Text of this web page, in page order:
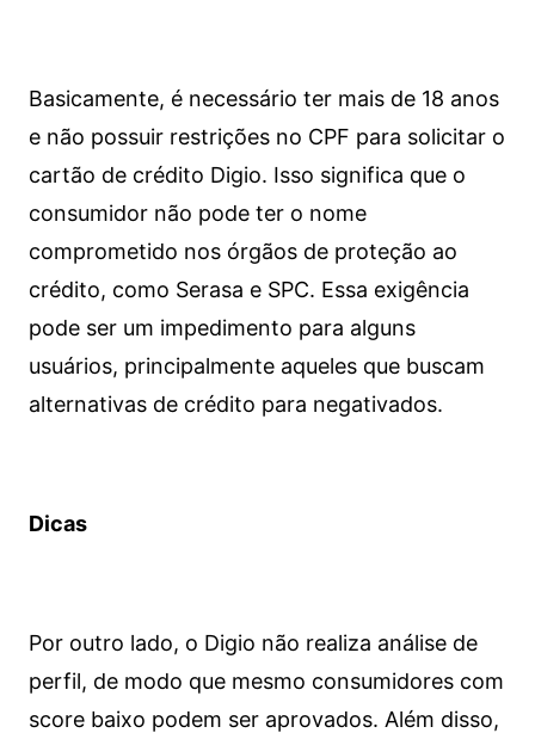
Basicamente, é necessário ter mais de 18 anos
e não possuir restrições no CPF para solicitar o
cartão de crédito Digio. Isso significa que o
consumidor não pode ter o nome
comprometido nos órgãos de proteção ao
crédito, como Serasa e SPC. Essa exigência
pode ser um impedimento para alguns
usuários, principalmente aqueles que buscam
alternativas de crédito para negativados.
Dicas
Por outro lado, o Digio não realiza análise de
perfil, de modo que mesmo consumidores com
score baixo podem ser aprovados. Além disso,